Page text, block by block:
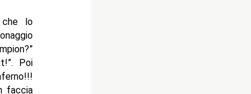
che lo
Poi
faccia